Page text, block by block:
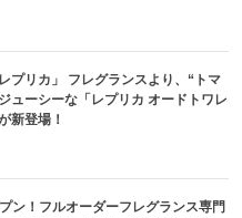
プリカ」 フレグランスより、“トマ
ューシーな「レプリカ オードトワレ
新登場！
ン！フルオーダーフレグランス専門